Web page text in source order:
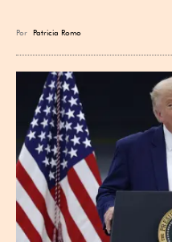
Por Patricia Romo